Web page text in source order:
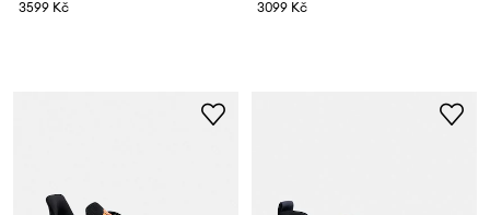
3599 Kč
3099 Kč